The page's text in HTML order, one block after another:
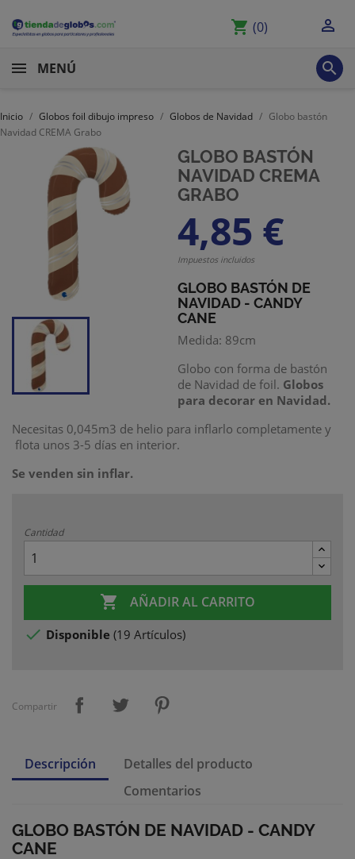
shopping_cart (0) 
MENÚ 
Inicio Globos foil dibujo impreso Globos de Navidad
Globo bastón
Navidad CREMA Grabo
GLOBO BASTÓN
NAVIDAD CREMA
GRABO
4,85 €
Impuestos incluidos
GLOBO BASTÓN DE
NAVIDAD - CANDY
CANE
Medida: 89cm
Globo con forma de bastón
de Navidad de foil. Globos
para decorar en Navidad.
Necesitas 0,045m3 de helio para inflarlo completamente y
flota unos 3-5 días en interior.
Se venden sin inflar.
Cantidad
 AÑADIR AL CARRITO
 Disponible (19 Artículos)
Compartir
Descripción
Detalles del producto
Comentarios
GLOBO BASTÓN DE NAVIDAD - CANDY
CANE